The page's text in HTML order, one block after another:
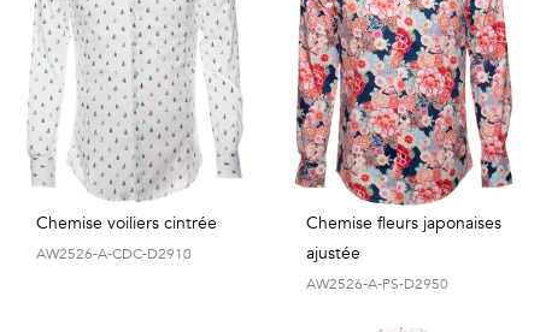
Chemise voiliers cintrée
AW2526-A-CDC-D2910
Chemise fleurs japonaises
ajustée
AW2526-A-PS-D2950